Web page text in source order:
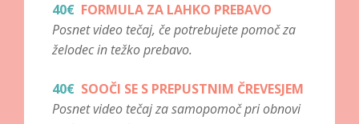
40€ FORMULA ZA LAHKO PREBAVO
Posnet video tečaj, če potrebujete pomoč za
želodec in težko prebavo.
40€ SOOČI SE S PREPUSTNIM ČREVESJEM
Posnet video tečaj za samopomoč pri obnovi